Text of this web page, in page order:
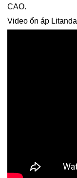
CAO.
Video ổn áp